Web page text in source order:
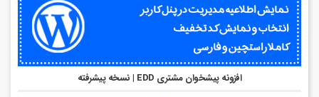
افزونه پیشخوان مشتری EDD | نسخه پیشرفته